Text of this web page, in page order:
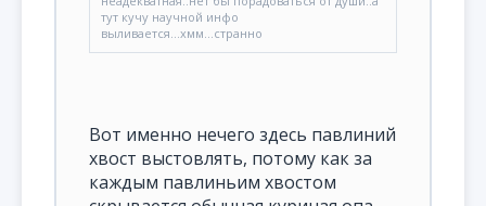
тут кучу научной инфо
выливается...хмм...странно
Вот именно нечего здесь павлиний
хвост выстовлять, потому как за
каждым павлиньим хвостом